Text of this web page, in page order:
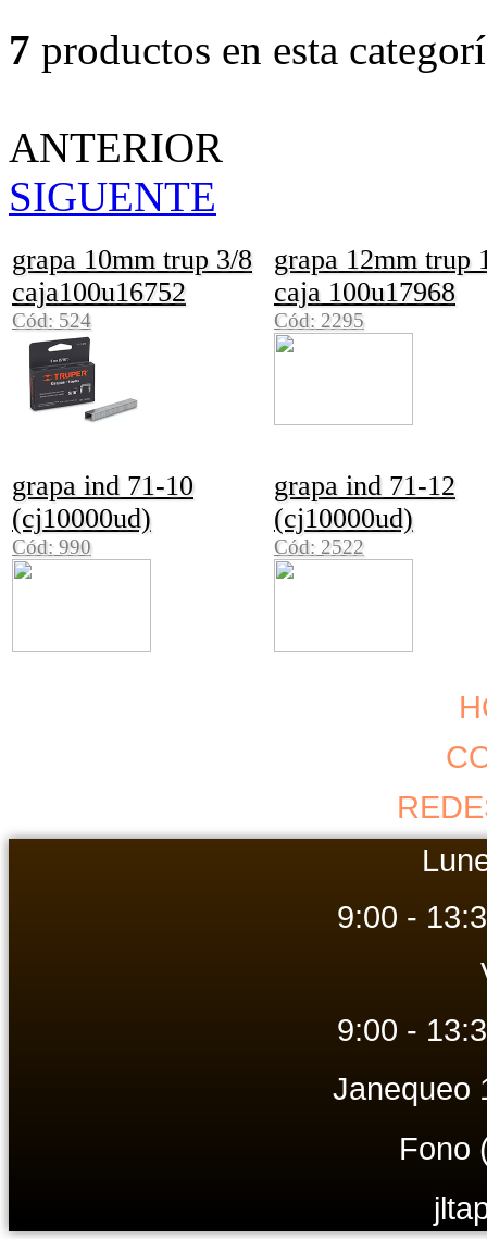
7 productos en esta
ANTERIOR
SIGUENTE
grapa 10mm trup 3/8
caja100u16752
Cód: 524
grapa 12mm trup
caja 100u17968
Cód: 2295
grapa ind 71-10
(cj10000ud)
Cód: 990
grapa ind 71-12
(cj10000ud)
Cód: 2522
9:00 -
9:00 -
Janequeo
Fono